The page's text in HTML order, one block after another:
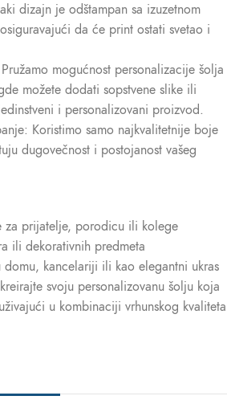
dizajn je odštampan sa izuzetnom
da će print ostati svetao i
mogućnost personalizacije šolja
možete dodati sopstvene slike ili
i personalizovani proizvod.
Koristimo samo najkvalitetnije boje
dugovečnost i postojanost vašeg
za prijatelje, porodicu ili kolege
ili dekorativnih predmeta
domu, kancelariji ili kao elegantni ukras
svoju personalizovanu šolju koja
u kombinaciji vrhunskog kvaliteta